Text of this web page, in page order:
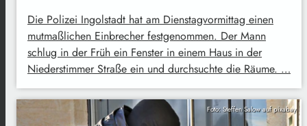
Die Polizei Ingolstadt hat am Dienstagvormittag einen
mutmaßlichen Einbrecher festgenommen. Der Mann
schlug in der Früh ein Fenster in einem Haus in der
Niederstimmer Straße ein und durchsuchte die Räume. …
Foto: Steffen Salow auf pixabay